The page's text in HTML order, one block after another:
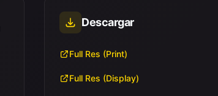
Descargar
Full Res (Print)
Full Res (Display)